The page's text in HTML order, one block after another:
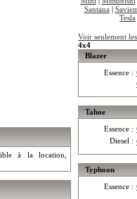
à la location,
Santana |
Tesla
Voir seulement
4x4
Blazer
Essence :
Tahoe
Essence :
Diesel :
Typhoon
Essence :